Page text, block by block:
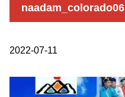
naadam_colorado06
2022-07-11